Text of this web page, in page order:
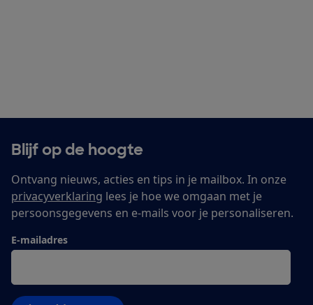
Blijf op de hoogte
Ontvang nieuws, acties en tips in je mailbox. In onze
privacyverklaring lees je hoe we omgaan met je
persoonsgegevens en e-mails voor je personaliseren.
E-mailadres